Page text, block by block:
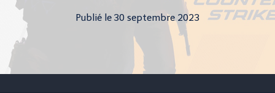
Publié le 30 septembre 2023